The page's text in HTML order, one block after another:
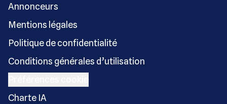
Annonceurs
Mentions légales
Politique de confidentialité
Conditions générales d’utilisation
Charte IA